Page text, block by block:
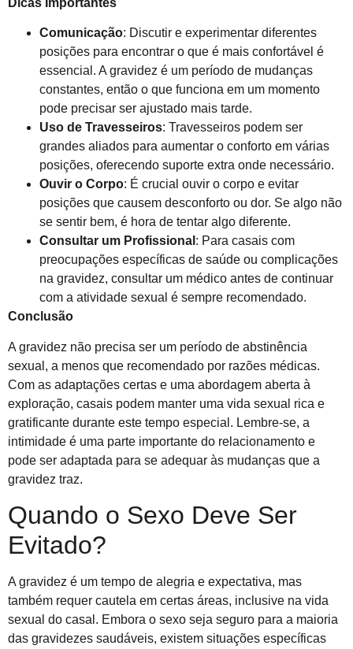
Comunicação: Discutir e experimentar diferentes
posições para encontrar o que é mais confortável é
essencial. A gravidez é um período de mudanças
constantes, então o que funciona em um momento
pode precisar ser ajustado mais tarde.
Uso de Travesseiros: Travesseiros podem ser
grandes aliados para aumentar o conforto em várias
posições, oferecendo suporte extra onde necessário.
Ouvir o Corpo: É crucial ouvir o corpo e evitar
posições que causem desconforto ou dor. Se algo não
se sentir bem, é hora de tentar algo diferente.
Consultar um Profissional : Para casais com
preocupações específicas de saúde ou complicações
na gravidez, consultar um médico antes de continuar
com a atividade sexual é sempre recomendado.
Conclusão
A gravidez não precisa ser um período de abstinência
sexual, a menos que recomendado por razões médicas.
Com as adaptações certas e uma abordagem aberta à
exploração, casais podem manter uma vida sexual rica e
gratificante durante este tempo especial. Lembre-se, a
intimidade é uma parte importante do relacionamento e
pode ser adaptada para se adequar às mudanças que a
gravidez traz.
Quando o Sexo Deve Ser
Evitado?
A gravidez é um tempo de alegria e expectativa, mas
também requer cautela em certas áreas, inclusive na vida
sexual do casal. Embora o sexo seja seguro para a maioria
das gravidezes saudáveis, existem situações específicas